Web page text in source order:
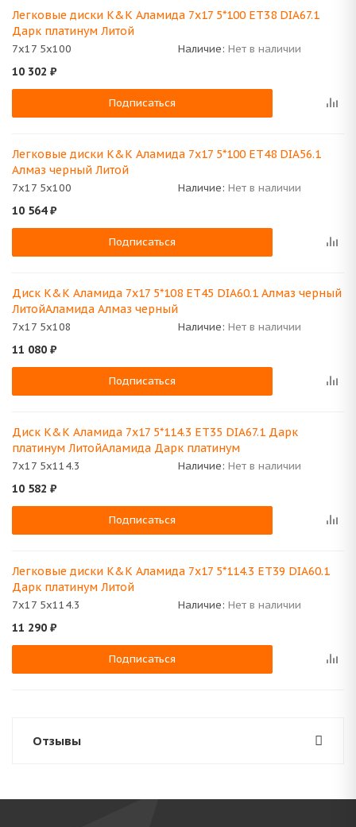
Легковые диски K&K Аламида 7x17 5*100 ET38 DIA67.1
Дарк платинум Литой
7x17 5x100 Наличие: Нет в наличии
10 302 ₽
Подписаться
Легковые диски K&K Аламида 7x17 5*100 ET48 DIA56.1
Алмаз черный Литой
7x17 5x100 Наличие: Нет в наличии
10 564₽
Подписаться
Диск K&K Аламида 7x17 5*108 ET45 DIA60.1 Алмаз черный
ЛитойАламида Алмаз черный
7x17 5x108 Наличие: Нет в наличии
11 080 ₽
Подписаться
Диск K&K Аламида 7x17 5*114.3 ET35 DIA67.1 Дарк
платинум ЛитойАламида Дарк платинум
7x17 5x114.3 Наличие: Нет в наличии
10 582 ₽
Подписаться
Легковые диски K&K Аламида 7x17 5*114.3 ET39 DIA60.1
Дарк платинум Литой
7x17 5x114.3 Наличие: Нет в наличии
11 290 ₽
Подписаться
Отзывы